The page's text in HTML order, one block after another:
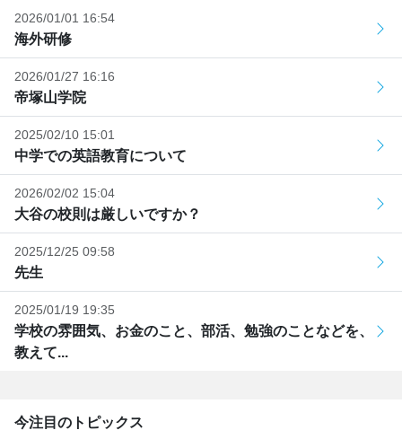
2026/01/01 16:54
海外研修
2026/01/27 16:16
帝塚山学院
2025/02/10 15:01
中学での英語教育について
2026/02/02 15:04
大谷の校則は厳しいですか？
2025/12/25 09:58
先生
2025/01/19 19:35
学校の雰囲気、お金のこと、部活、勉強のことなどを、
教えて...
今注目のトピックス